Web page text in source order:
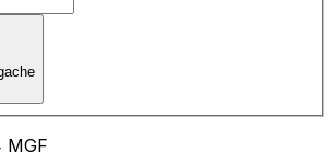
MGF